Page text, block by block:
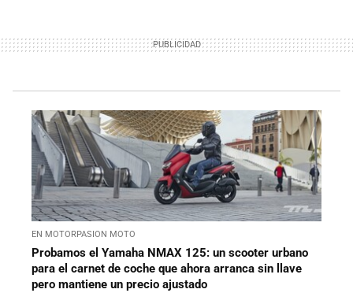
EN MOTORPASION MOTO
Probamos el Yamaha NMAX 125: un scooter urbano
para el carnet de coche que ahora arranca sin llave
pero mantiene un precio ajustado